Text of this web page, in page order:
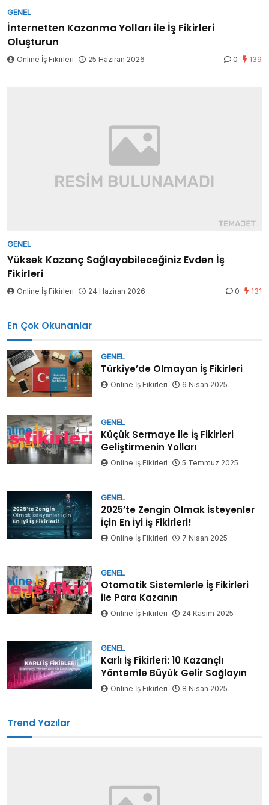
GENEL
İnternetten Kazanma Yolları ile İş Fikirleri
Oluşturun
Online İş Fikirleri 25 Haziran 2026 0 139
GENEL
Yüksek Kazanç Sağlayabileceğiniz Evden İş
Fikirleri
Online İş Fikirleri 24 Haziran 2026 0 131
En Çok Okunanlar
GENEL
Türkiye’de Olmayan İş Fikirleri
Online İş Fikirleri 6 Nisan 2025
GENEL
Küçük Sermaye ile İş Fikirleri
Geliştirmenin Yolları
Online İş Fikirleri 5 Temmuz 2025
GENEL
2025’te Zengin Olmak İsteyenler
İçin En İyi İş Fikirleri!
Online İş Fikirleri 7 Nisan 2025
GENEL
Otomatik Sistemlerle İş Fikirleri
ile Para Kazanın
Online İş Fikirleri 24 Kasım 2025
GENEL
Karlı İş Fikirleri: 10 Kazançlı
Yöntemle Büyük Gelir Sağlayın
Online İş Fikirleri 8 Nisan 2025
Trend Yazılar